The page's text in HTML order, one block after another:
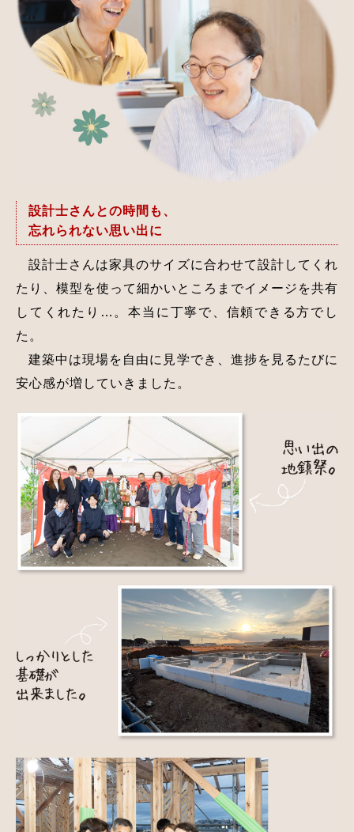
設計士さんとの時間も、
忘れられない思い出に
設計士さんは家具のサイズに合わせて設計してくれ
たり、模型を使って細かいところまでイメージを共有
してくれたり…。本当に丁寧で、信頼できる方でし
た。
建築中は現場を自由に見学でき、進捗を見るたびに
安心感が増していきました。